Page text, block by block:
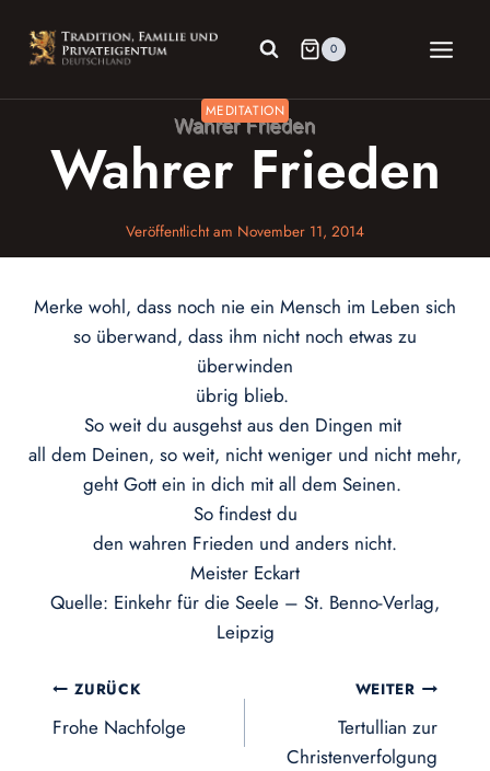
Inhalt
springen
0
MEDITATION
Wahrer Frieden
Veröffentlicht am November 11, 2014
Merke wohl, dass noch nie ein Mensch im Leben sich
so überwand, dass ihm nicht noch etwas zu
überwinden
übrig blieb.
So weit du ausgehst aus den Dingen mit
all dem Deinen, so weit, nicht weniger und nicht mehr,
geht Gott ein in dich mit all dem Seinen.
So findest du
den wahren Frieden und anders nicht.
Meister Eckart
Quelle: Einkehr für die Seele – St. Benno-Verlag,
Leipzig
Beitragsnavigation
ZURÜCK
Frohe Nachfolge
WEITER
Tertullian zur
Christenverfolgung